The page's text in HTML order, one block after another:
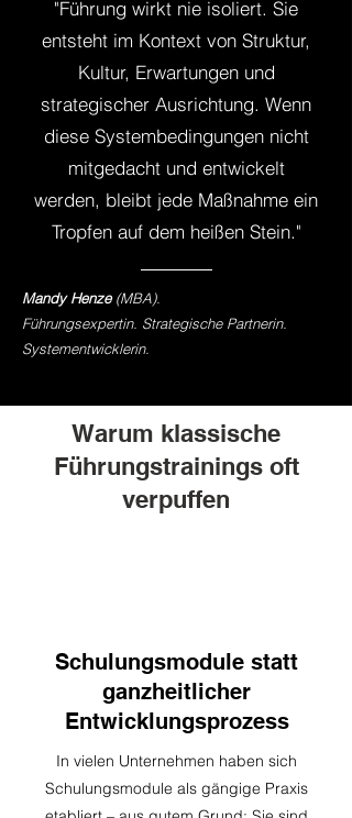
"Führung wirkt nie isoliert. Sie
entsteht im Kontext von Struktur,
Kultur, Erwartungen und
strategischer Ausrichtung. Wenn
diese Systembedingungen nicht
mitgedacht und entwickelt
werden, bleibt jede Maßnahme ein
Tropfen auf dem heißen Stein."
Mandy Henze(MBA).
Führungsexpertin. Strategische Partnerin.
Systementwicklerin.
Warum klassische
Führungstrainings oft
verpuffen
Schulungsmodule statt
ganzheitlicher
Entwicklungsprozess
In vielen Unternehmen haben sich
Schulungsmodule als gängige Praxis